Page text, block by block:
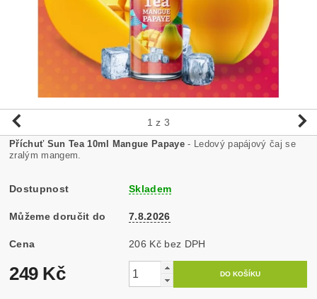
1 z 3
Příchuť Sun Tea 10ml Mangue Papaye - Ledový papájový čaj se
zralým mangem.
Dostupnost Skladem
Můžeme doručit do 7.8.2026
Cena 206 Kč bez DPH
249 Kč